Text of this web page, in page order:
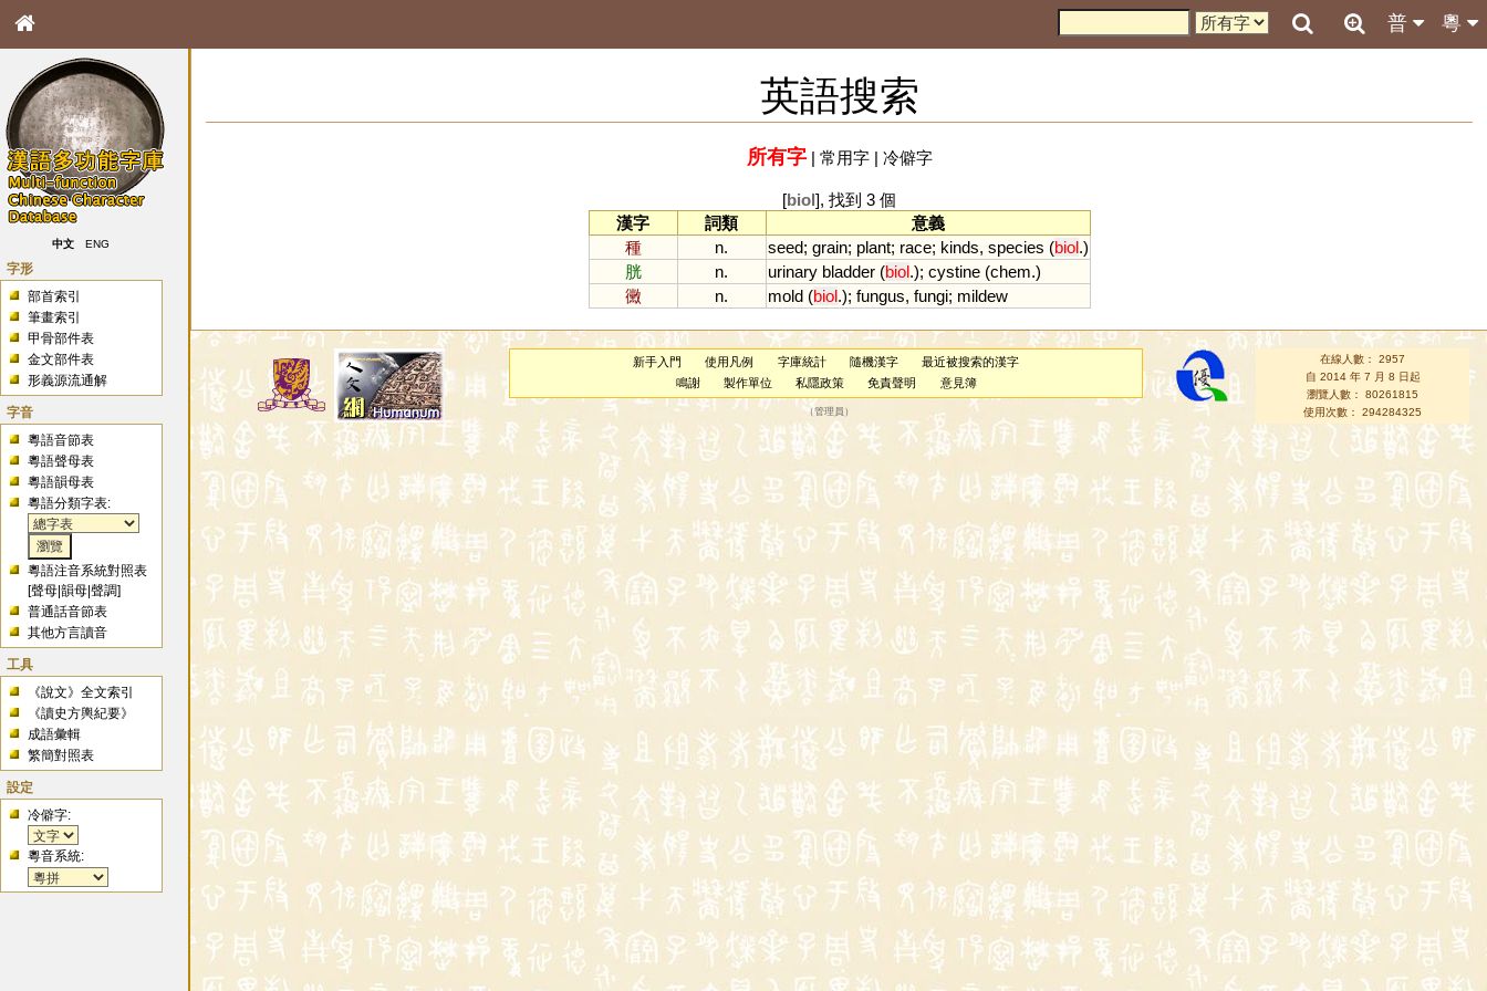
粵
普
中文 ENG
字形
部首索引
筆畫索引
甲骨部件表
金文部件表
形義源流通解
字音
粵語音節表
粵語聲母表
粵語韻母表
粵語分類字表:
粵語注音系統對照表
[聲母 |韻母 |聲調]
普通話音節表
其他方言讀音
工具
《說文》全文索引
《讀史方輿紀要》
成語彙輯
繁簡對照表
設定
冷僻字:
粵音系統:
英語搜索
所有字| 常用字| 冷僻字
[biol], 找到 3 個
漢字
詞類
意義
種
n. seed; grain; plant; race; kinds, species (biol.)
胱
n. urinary bladder(biol.); cystine(chem.)
黴
n. mold(biol.); fungus, fungi; mildew
新手入門 使用凡例 字庫統計 隨機漢字
最近被搜索的漢字
鳴謝
製作單位 私隱政策 免責聲明 意見簿
（管理員 ）
在線人數： 2957
自 2014 年 7 月 8 日起
瀏覽人數： 80261815
使用次數： 294284325